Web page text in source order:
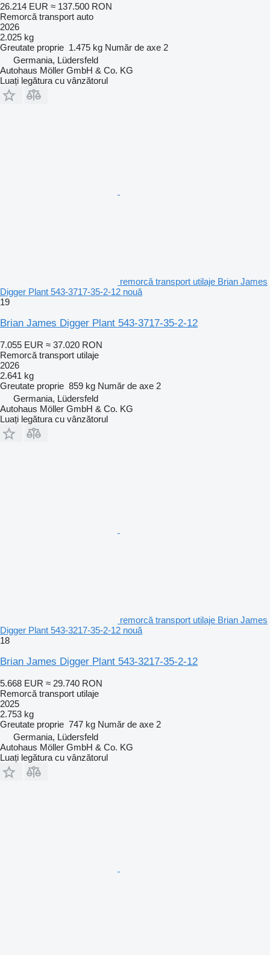
26.214 EUR ≈ 137.500 RON
Remorcă transport auto
2026
2.025 kg
Greutate proprie 1.475 kg Număr de axe 2
Germania, Lüdersfeld
Autohaus Möller GmbH & Co. KG
Luați legătura cu vânzătorul
remorcă transport utilaje Brian James
Digger Plant 543-3717-35-2-12 nouă
19
Brian James Digger Plant 543-3717-35-2-12
7.055 EUR ≈ 37.020 RON
Remorcă transport utilaje
2026
2.641 kg
Greutate proprie 859 kg Număr de axe 2
Germania, Lüdersfeld
Autohaus Möller GmbH & Co. KG
Luați legătura cu vânzătorul
remorcă transport utilaje Brian James
Digger Plant 543-3217-35-2-12 nouă
18
Brian James Digger Plant 543-3217-35-2-12
5.668 EUR ≈ 29.740 RON
Remorcă transport utilaje
2025
2.753 kg
Greutate proprie 747 kg Număr de axe 2
Germania, Lüdersfeld
Autohaus Möller GmbH & Co. KG
Luați legătura cu vânzătorul